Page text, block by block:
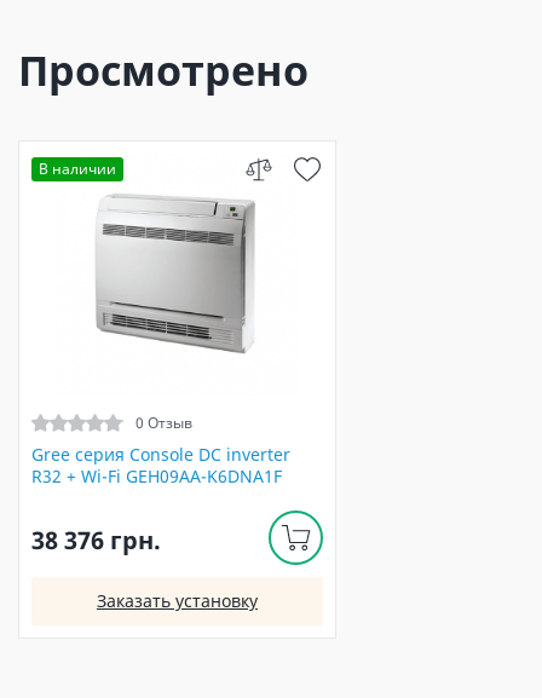
Просмотрено
В наличии
0 Отзыв
Gree серия Сonsole DC inverter
R32 + Wi-Fi GEH09AA-K6DNA1F
38 376 грн.
Заказать установку